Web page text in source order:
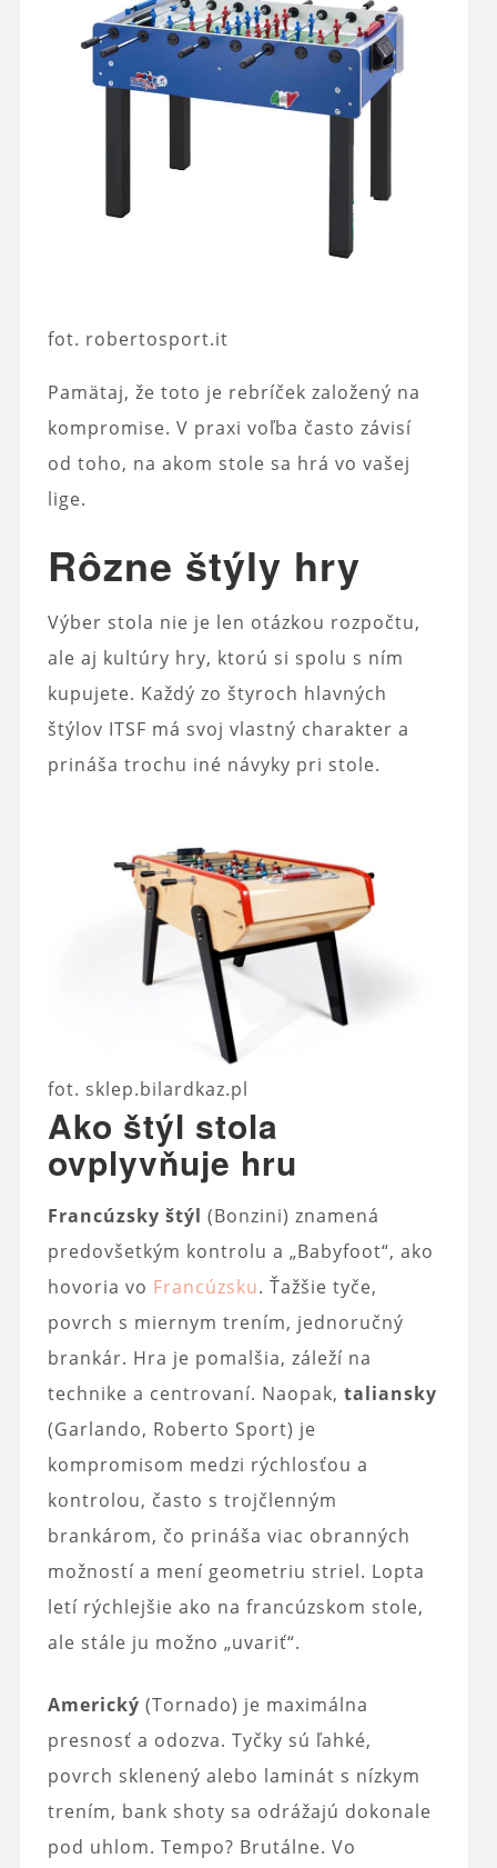
fot. robertosport.it
Pamätaj, že toto je rebríček založený na
kompromise. V praxi voľba často závisí
od toho, na akom stole sa hrá vo vašej
lige.
Rôzne štýly hry
Výber stola nie je len otázkou rozpočtu,
ale aj kultúry hry, ktorú si spolu s ním
kupujete. Každý zo štyroch hlavných
štýlov ITSF má svoj vlastný charakter a
prináša trochu iné návyky pri stole.
fot. sklep.bilardkaz.pl
Ako štýl stola
ovplyvňuje hru
Francúzsky štýl (Bonzini) znamená
predovšetkým kontrolu a „Babyfoot“, ako
hovoria vo Francúzsku. Ťažšie tyče,
povrch s miernym trením, jednoručný
brankár. Hra je pomalšia, záleží na
technike a centrovaní. Naopak, taliansky
(Garlando, Roberto Sport) je
kompromisom medzi rýchlosťou a
kontrolou, často s trojčlenným
brankárom, čo prináša viac obranných
možností a mení geometriu striel. Lopta
letí rýchlejšie ako na francúzskom stole,
ale stále ju možno „uvariť“.
Americký (Tornado) je maximálna
presnosť a odozva. Tyčky sú ľahké,
povrch sklenený alebo laminát s nízkym
trením, bank shoty sa odrážajú dokonale
pod uhlom. Tempo? Brutálne. Vo